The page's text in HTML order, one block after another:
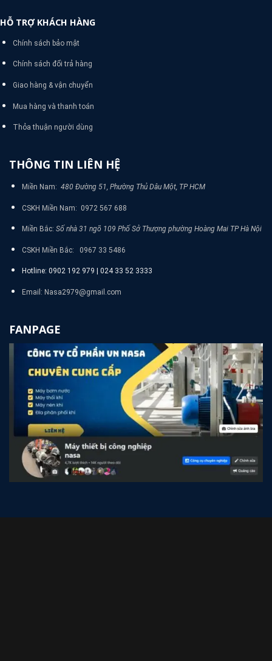
HỖ TRỢ KHÁCH HÀNG
Chính sách bảo mật
Chính sách đổi trả hàng
Giao hàng & vận chuyển
Mua hàng và thanh toán
Thỏa thuận người dùng
THÔNG TIN LIÊN HỆ
Miền Nam: 480 Đường 51, Phường Thủ Dâu Một, TP HCM
CSKH Miền Nam: 0972 567 688
Miền Bắc: Số nhà 31 ngõ 109 Phố Sở Thượng phường Hoàng Mai TP Hà Nội
CSKH Miền Bắc: 0967 33 5486
Hotline: 0902 192 979 | 024 33 52 3333
Email: Nasa2979@gmail.com
FANPAGE